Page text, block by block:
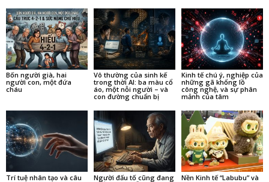
Bốn người già, hai
người con, một đứa
cháu
Vô thường của sinh kế
trong thời AI: ba màu cổ
áo, một nỗi người – và
con đường chuẩn bị
Kinh tế chú ý, nghiệp của
những gã khổng lồ
công nghệ, và sự phân
mảnh của tâm
Trí tuệ nhân tạo và câu
Người đấu tố cũng đang
Nền Kinh tế “Labubu” và